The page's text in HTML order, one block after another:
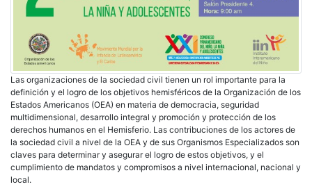
Las organizaciones de la sociedad civil tienen un rol importante para la
definición y el logro de los objetivos hemisféricos de la Organización de los
Estados Americanos (OEA) en materia de democracia, seguridad
multidimensional, desarrollo integral y promoción y protección de los
derechos humanos en el Hemisferio. Las contribuciones de los actores de
la sociedad civil a nivel de la OEA y de sus Organismos Especializados son
claves para determinar y asegurar el logro de estos objetivos, y el
cumplimiento de mandatos y compromisos a nivel internacional, nacional y
local.